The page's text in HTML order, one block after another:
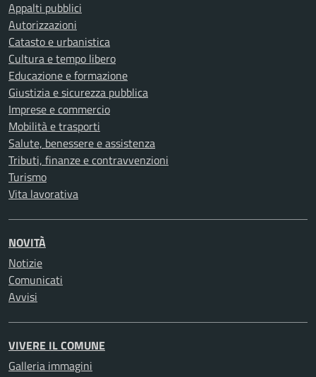
Appalti pubblici
Autorizzazioni
Catasto e urbanistica
Cultura e tempo libero
Educazione e formazione
Giustizia e sicurezza pubblica
Imprese e commercio
Mobilità e trasporti
Salute, benessere e assistenza
Tributi, finanze e contravvenzioni
Turismo
Vita lavorativa
NOVITÀ
Notizie
Comunicati
Avvisi
VIVERE IL COMUNE
Galleria immagini